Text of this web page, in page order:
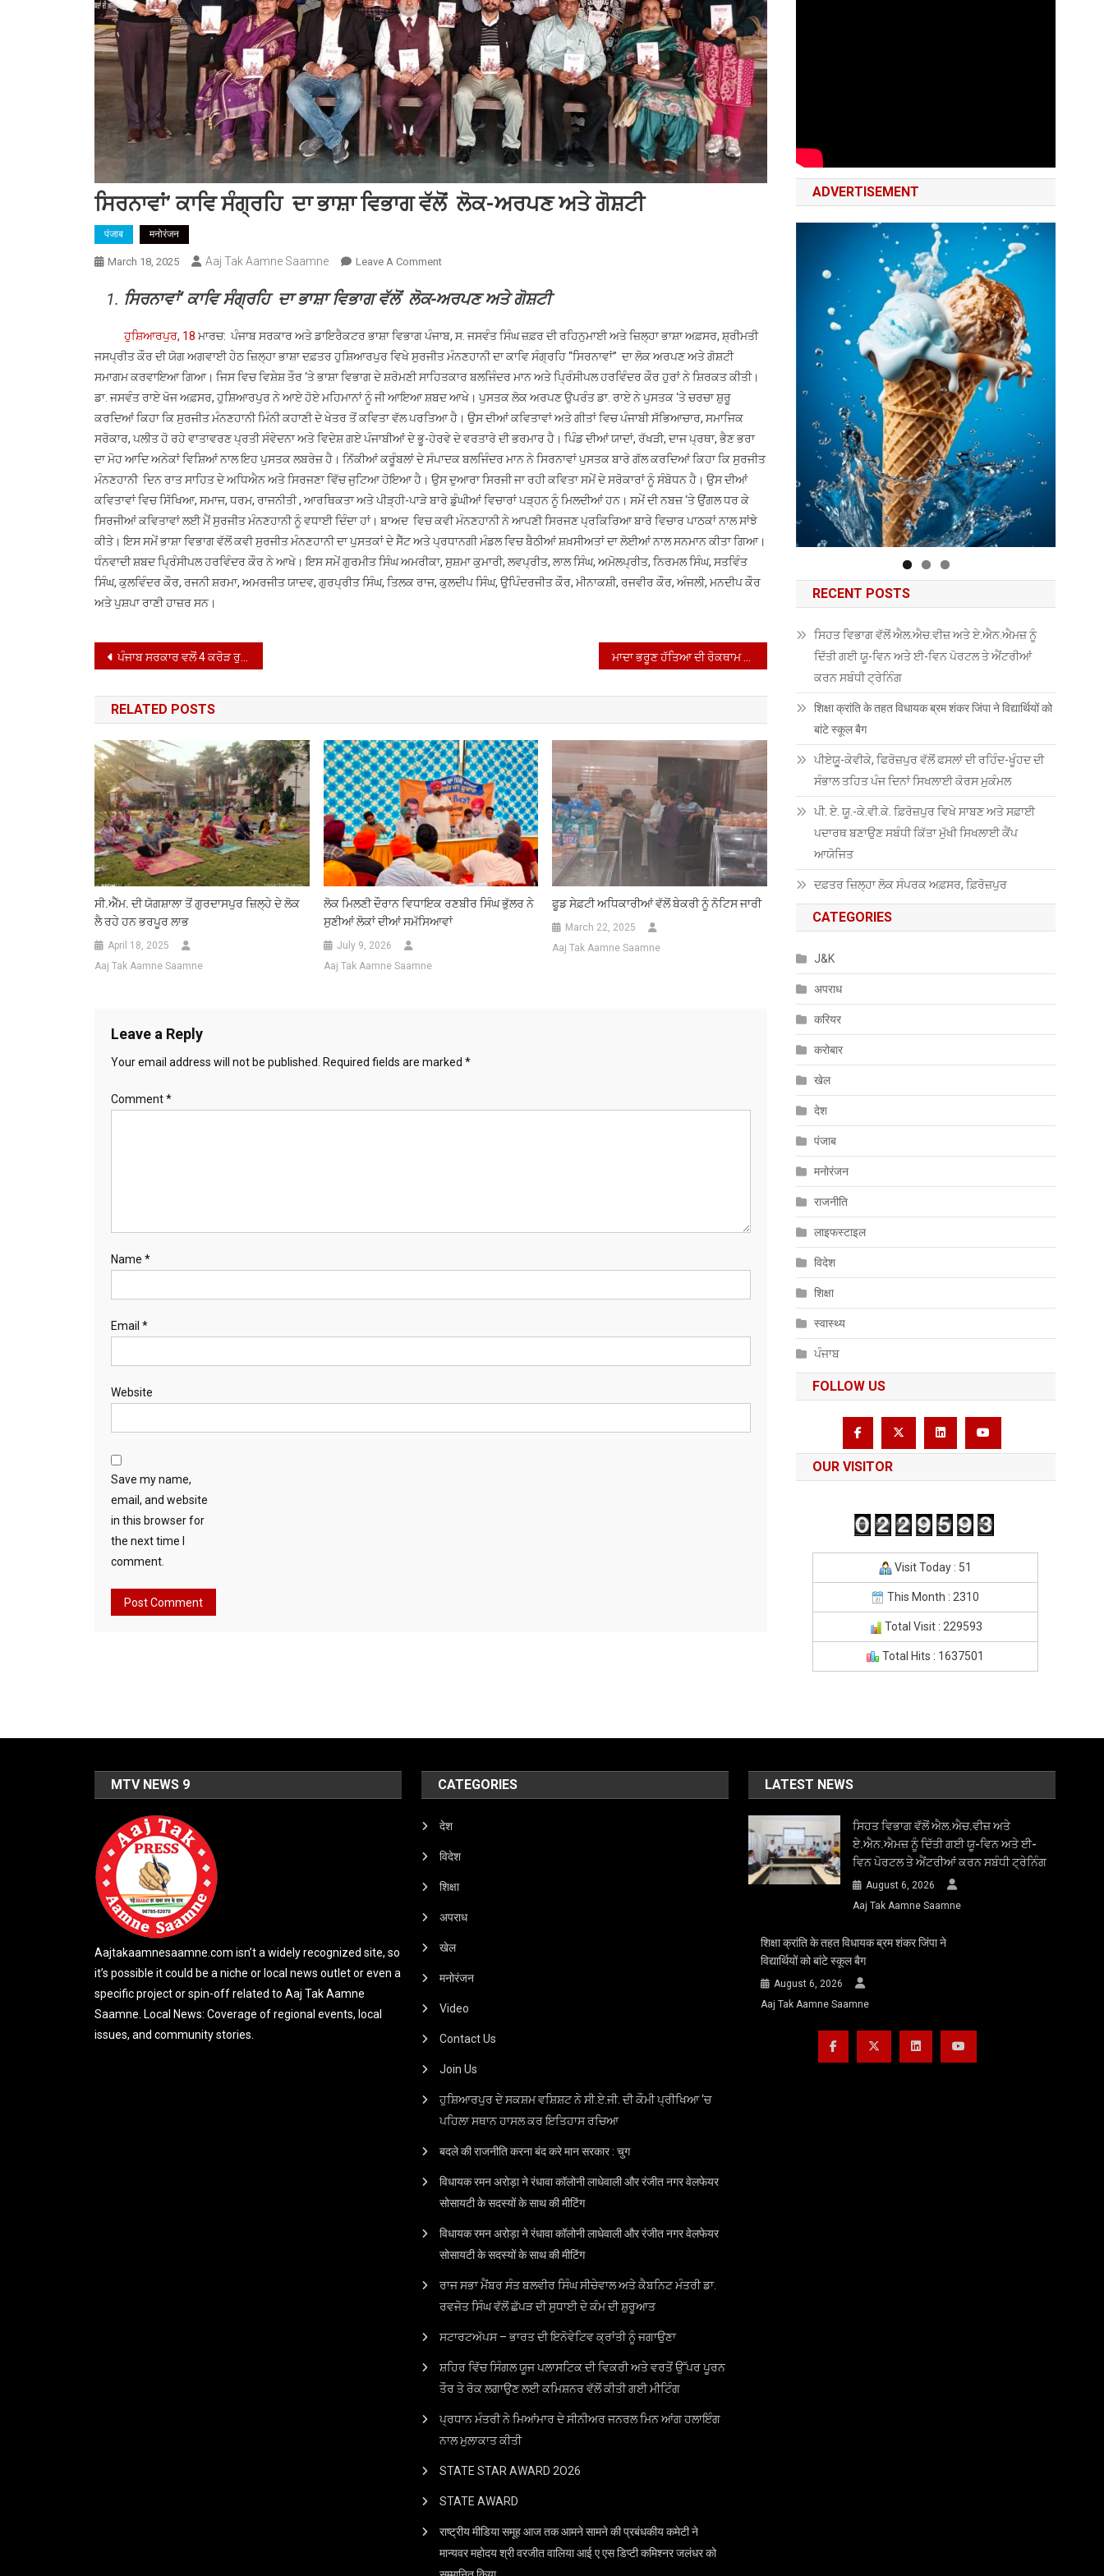
ਸਿਰਨਾਵਾਂ’ ਕਾਵਿ ਸੰਗ੍ਰਹਿ ਦਾ ਭਾਸ਼ਾ ਵਿਭਾਗ ਵੱਲੋਂ ਲੋਕ-ਅਰਪਣ ਅਤੇ ਗੋਸ਼ਟੀ
पंजाब मनोरंजन
March 18, 2025 Aaj Tak Aamne Saamne Leave A CommentOn
ਸੰਗ੍ਰਹਿ
ਭਾਸ਼ਾ
ਵਿਭਾਗ
ਵੱਲੋਂ ਲੋਕ-
ਅਰਪਣ
ਅਤੇ
ਗੋਸ਼ਟੀ
ਸਿਰਨਾਵਾਂ‘ ਕਾਵਿ ਸੰਗ੍ਰਹਿ ਦਾ ਭਾਸ਼ਾ ਵਿਭਾਗ ਵੱਲੋਂ ਲੋਕ-ਅਰਪਣ ਅਤੇ ਗੋਸ਼ਟੀ
ਹੁਸ਼ਿਆਰਪੁਰ, 18 ਮਾਰਚ: ਪੰਜਾਬ ਸਰਕਾਰ ਅਤੇ ਡਾਇਰੈਕਟਰ ਭਾਸ਼ਾ ਵਿਭਾਗ ਪੰਜਾਬ, ਸ. ਜਸਵੰਤ ਸਿੰਘ ਜ਼ਫ਼ਰ ਦੀ ਰਹਿਨੁਮਾਈ ਅਤੇ ਜ਼ਿਲ੍ਹਾ ਭਾਸ਼ਾ ਅਫ਼ਸਰ, ਸ਼੍ਰੀਮਤੀ
ਜਸਪ੍ਰੀਤ ਕੌਰ ਦੀ ਯੋਗ ਅਗਵਾਈ ਹੇਠ ਜ਼ਿਲ੍ਹਾ ਭਾਸ਼ਾ ਦਫ਼ਤਰ ਹੁਸ਼ਿਆਰਪੁਰ ਵਿਖੇ ਸੁਰਜੀਤ ਮੰਨਣਹਾਨੀ ਦਾ ਕਾਵਿ ਸੰਗ੍ਰਹਿ “ਸਿਰਨਾਵਾਂ” ਦਾ ਲੋਕ ਅਰਪਣ ਅਤੇ ਗੋਸ਼ਟੀ
ਸਮਾਗਮ ਕਰਵਾਇਆ ਗਿਆ। ਜਿਸ ਵਿਚ ਵਿਸ਼ੇਸ਼ ਤੌਰ ‘ਤੇ ਭਾਸ਼ਾ ਵਿਭਾਗ ਦੇ ਸ਼ਰੋਮਣੀ ਸਾਹਿਤਕਾਰ ਬਲਜਿੰਦਰ ਮਾਨ ਅਤੇ ਪ੍ਰਿੰਸੀਪਲ ਹਰਵਿੰਦਰ ਕੌਰ ਹੁਰਾਂ ਨੇ ਸ਼ਿਰਕਤ ਕੀਤੀ।
ਡਾ. ਜਸਵੰਤ ਰਾਏ ਖੋਜ ਅਫ਼ਸਰ, ਹੁਸ਼ਿਆਰਪੁਰ ਨੇ ਆਏ ਹੋਏ ਮਹਿਮਾਨਾਂ ਨੂੰ ਜੀ ਆਇਆ ਸ਼ਬਦ ਆਖੇ। ਪੁਸਤਕ ਲੋਕ ਅਰਪਣ ਉਪਰੰਤ ਡਾ. ਰਾਏ ਨੇ ਪੁਸਤਕ ‘ਤੇ ਚਰਚਾ ਸ਼ੁਰੂ
ਕਰਦਿਆਂ ਕਿਹਾ ਕਿ ਸੁਰਜੀਤ ਮੰਨਣਹਾਨੀ ਮਿੰਨੀ ਕਹਾਣੀ ਦੇ ਖੇਤਰ ਤੋਂ ਕਵਿਤਾ ਵੱਲ ਪਰਤਿਆ ਹੈ। ਉਸ ਦੀਆਂ ਕਵਿਤਾਵਾਂ ਅਤੇ ਗੀਤਾਂ ਵਿਚ ਪੰਜਾਬੀ ਸੱਭਿਆਚਾਰ, ਸਮਾਜਿਕ
ਸਰੋਕਾਰ, ਪਲੀਤ ਹੋ ਰਹੇ ਵਾਤਾਵਰਣ ਪ੍ਰਤੀ ਸੰਵੇਦਨਾ ਅਤੇ ਵਿਦੇਸ਼ ਗਏ ਪੰਜਾਬੀਆਂ ਦੇ ਭੂ-ਹੇਰਵੇ ਦੇ ਵਰਤਾਰੇ ਦੀ ਭਰਮਾਰ ਹੈ। ਪਿੰਡ ਦੀਆਂ ਯਾਦਾਂ, ਰੱਖੜੀ, ਦਾਜ ਪ੍ਰਥਾ, ਭੈਣ ਭਰਾ
ਦਾ ਮੋਹ ਆਦਿ ਅਨੇਕਾਂ ਵਿਸ਼ਿਆਂ ਨਾਲ ਇਹ ਪੁਸਤਕ ਲਬਰੇਜ਼ ਹੈ। ਨਿੱਕੀਆਂ ਕਰੂੰਬਲਾਂ ਦੇ ਸੰਪਾਦਕ ਬਲਜਿੰਦਰ ਮਾਨ ਨੇ ਸਿਰਨਾਵਾਂ ਪੁਸਤਕ ਬਾਰੇ ਗੱਲ ਕਰਦਿਆਂ ਕਿਹਾ ਕਿ ਸੁਰਜੀਤ
ਮੰਨਣਹਾਨੀ ਦਿਨ ਰਾਤ ਸਾਹਿਤ ਦੇ ਅਧਿਐਨ ਅਤੇ ਸਿਰਜਣਾ ਵਿੱਚ ਜੁਟਿਆ ਹੋਇਆ ਹੈ। ਉਸ ਦੁਆਰਾ ਸਿਰਜੀ ਜਾ ਰਹੀ ਕਵਿਤਾ ਸਮੇਂ ਦੇ ਸਰੋਕਾਰਾਂ ਨੂੰ ਸੰਬੋਧਨ ਹੈ। ਉਸ ਦੀਆਂ
ਕਵਿਤਾਵਾਂ ਵਿਚ ਸਿੱਖਿਆ, ਸਮਾਜ, ਧਰਮ, ਰਾਜਨੀਤੀ , ਆਰਥਿਕਤਾ ਅਤੇ ਪੀੜ੍ਹੀ-ਪਾੜੇ ਬਾਰੇ ਡੁੰਘੀਆਂ ਵਿਚਾਰਾਂ ਪੜ੍ਹਨ ਨੂੰ ਮਿਲਦੀਆਂ ਹਨ। ਸਮੇਂ ਦੀ ਨਬਜ਼ ‘ਤੇ ਉਂਗਲ ਧਰ ਕੇ
ਸਿਰਜੀਆਂ ਕਵਿਤਾਵਾਂ ਲਈ ਮੈਂ ਸੁਰਜੀਤ ਮੰਨਣਹਾਨੀ ਨੂੰ ਵਧਾਈ ਦਿੰਦਾ ਹਾਂ। ਬਾਅਦ ਵਿਚ ਕਵੀ ਮੰਨਣਹਾਨੀ ਨੇ ਆਪਣੀ ਸਿਰਜਣ ਪ੍ਰਕਿਰਿਆ ਬਾਰੇ ਵਿਚਾਰ ਪਾਠਕਾਂ ਨਾਲ ਸਾਂਝੇ
ਕੀਤੇ। ਇਸ ਸਮੇਂ ਭਾਸ਼ਾ ਵਿਭਾਗ ਵੱਲੋਂ ਕਵੀ ਸੁਰਜੀਤ ਮੰਨਣਹਾਨੀ ਦਾ ਪੁਸਤਕਾਂ ਦੇ ਸੈੱਟ ਅਤੇ ਪ੍ਰਧਾਨਗੀ ਮੰਡਲ ਵਿਚ ਬੈਠੀਆਂ ਸ਼ਖ਼ਸੀਅਤਾਂ ਦਾ ਲੋਈਆਂ ਨਾਲ ਸਨਮਾਨ ਕੀਤਾ ਗਿਆ।
ਧੰਨਵਾਦੀ ਸ਼ਬਦ ਪ੍ਰਿੰਸੀਪਲ ਹਰਵਿੰਦਰ ਕੌਰ ਨੇ ਆਖੇ। ਇਸ ਸਮੇਂ ਗੁਰਮੀਤ ਸਿੰਘ ਅਮਰੀਕਾ, ਸੁਸ਼ਮਾ ਕੁਮਾਰੀ, ਲਵਪ੍ਰੀਤ, ਲਾਲ ਸਿੰਘ, ਅਮੋਲਪ੍ਰੀਤ, ਨਿਰਮਲ ਸਿੰਘ, ਸਤਵਿੰਤ
ਸਿੰਘ, ਕੁਲਵਿੰਦਰ ਕੌਰ, ਰਜਨੀ ਸ਼ਰਮਾ, ਅਮਰਜੀਤ ਯਾਦਵ, ਗੁਰਪ੍ਰੀਤ ਸਿੰਘ, ਤਿਲਕ ਰਾਜ, ਕੁਲਦੀਪ ਸਿੰਘ, ਉਪਿੰਦਰਜੀਤ ਕੌਰ, ਮੀਨਾਕਸ਼ੀ, ਰਜਵੀਰ ਕੌਰ, ਅੰਜਲੀ, ਮਨਦੀਪ ਕੌਰ
ਅਤੇ ਪੁਸ਼ਪਾ ਰਾਣੀ ਹਾਜ਼ਰ ਸਨ।
Post
navigation
ਪੰਜਾਬ ਸਰਕਾਰ ਵਲੋਂ 4 ਕਰੋੜ ਰੁਪਏ ਦੀ ਲਾਗਤ ਨਾਲ ਬਣਾਈ ਜਾਵੇਗੀ ਚੱਬੇਵਾਲ-ਬਜਰਾਵਰ-ਪੱਟੀ ਲਿੰਕ ਰੋਡ : ਡਾ. ਰਾਜ ਕੁਮਾਰ ਮਾਦਾ ਭਰੂਣ ਹੱਤਿਆ ਦੀ ਰੋਕਥਾਮ ਲਈ ਸਮਾਜ ਦੇ ਹਰ ਵਰਗ ਦਾ ਸਹਿਯੋਗ ਜ਼ਰੂਰੀ : ਸਿਵਲ ਸਰਜਨ ਡਾ. ਗੁਰਮੀਤ ਲਾਲ
RELATED POSTS
ਸੀ.ਐੱਮ. ਦੀ ਯੋਗਸ਼ਾਲਾ ਤੋਂ ਗੁਰਦਾਸਪੁਰ ਜ਼ਿਲ੍ਹੇ ਦੇ ਲੋਕ
ਲੈ ਰਹੇ ਹਨ ਭਰਪੂਰ ਲਾਭ
April 18, 2025
Aaj Tak Aamne Saamne
ਲੋਕ ਮਿਲਣੀ ਦੌਰਾਨ ਵਿਧਾਇਕ ਰਣਬੀਰ ਸਿੰਘ ਭੁੱਲਰ ਨੇ
ਸੁਣੀਆਂ ਲੋਕਾਂ ਦੀਆਂ ਸਮੱਸਿਆਵਾਂ
July 9, 2026
Aaj Tak Aamne Saamne
ਫੂਡ ਸੇਫ਼ਟੀ ਅਧਿਕਾਰੀਆਂ ਵੱਲੋਂ ਬੇਕਰੀ ਨੂੰ ਨੋਟਿਸ ਜਾਰੀ
March 22, 2025
Aaj Tak Aamne Saamne
Leave a Reply
Your email address will not be published. Required fields are marked *
Comment*
Name *
Email *
Website
Save my name,
email, and website
in this browser for
the next time I
comment.
ADVERTISEMENT
RECENT POSTS
ਸਿਹਤ ਵਿਭਾਗ ਵੱਲੋਂ ਐਲ.ਐਚ.ਵੀਜ਼ ਅਤੇ ਏ.ਐਨ.ਐਮਜ਼ ਨੂੰ
ਦਿੱਤੀ ਗਈ ਯੂ-ਵਿਨ ਅਤੇ ਈ-ਵਿਨ ਪੋਰਟਲ ਤੇ ਐਂਟਰੀਆਂ
ਕਰਨ ਸਬੰਧੀ ਟ੍ਰੇਨਿੰਗ
शिक्षा क्रांति के तहत विधायक ब्रम शंकर जिंपा ने विद्यार्थियों को
बांटे स्कूल बैग
ਪੀਏਯੂੑ-ਕੇਵੀਕੇ, ਫਿਰੋਜ਼ਪੁਰ ਵੱਲੋਂ ਫਸਲਾਂ ਦੀ ਰਹਿੰਦ-ਖੂੰਹਦ ਦੀ
ਸੰਭਾਲ ਤਹਿਤ ਪੰਜ ਦਿਨਾਂ ਸਿਖਲਾਈ ਕੋਰਸ ਮੁਕੰਮਲ
ਪੀ. ਏ. ਯੂ.-ਕੇ.ਵੀ.ਕੇ. ਫ਼ਿਰੋਜ਼ਪੁਰ ਵਿਖੇ ਸਾਬਣ ਅਤੇ ਸਫ਼ਾਈ
ਪਦਾਰਥ ਬਣਾਉਣ ਸਬੰਧੀ ਕਿੱਤਾ ਮੁੱਖੀ ਸਿਖਲਾਈ ਕੈਂਪ
ਆਯੋਜਿਤ
ਦਫ਼ਤਰ ਜ਼ਿਲ੍ਹਾ ਲੋਕ ਸੰਪਰਕ ਅਫ਼ਸਰ, ਫ਼ਿਰੋਜ਼ਪੁਰ
CATEGORIES
J&K
अपराध
करियर
करोबार
खेल
देश
पंजाब
मनोरंजन
राजनीति
लाइफस्टाइल
विदेश
शिक्षा
स्वास्थ्य
ਪੰਜਾਬ
FOLLOW US
OUR VISITOR
Visit Today : 51
This Month : 2310
Total Visit : 229593
Total Hits : 1637501
MTV NEWS 9
Aajtakaamnesaamne.com isn’t a widely recognized site, so
it’s possible it could be a niche or local news outlet or even a
specific project or spin-off related to Aaj Tak Aamne
Saamne. Local News: Coverage of regional events, local
issues, and community stories.
CATEGORIES
देश
विदेश
शिक्षा
अपराध
खेल
मनोरंजन
Video
Contact Us
Join Us
ਹੁਸ਼ਿਆਰਪੁਰ ਦੇ ਸਕਸ਼ਮ ਵਸ਼ਿਸ਼ਟ ਨੇ ਸੀ.ਏ.ਜੀ. ਦੀ ਕੌਮੀ ਪ੍ਰੀਖਿਆ ‘ਚ
ਪਹਿਲਾ ਸਥਾਨ ਹਾਸਲ ਕਰ ਇਤਿਹਾਸ ਰਚਿਆ
बदले की राजनीति करना बंद करे मान सरकार : चुग
विधायक रमन अरोड़ा ने रंधावा कॉलोनी लाधेवाली और रंजीत नगर वेलफेयर
सोसायटी के सदस्यों के साथ की मीटिंग
विधायक रमन अरोड़ा ने रंधावा कॉलोनी लाधेवाली और रंजीत नगर वेलफेयर
सोसायटी के सदस्यों के साथ की मीटिंग
ਰਾਜ ਸਭਾ ਮੈਂਬਰ ਸੰਤ ਬਲਵੀਰ ਸਿੰਘ ਸੀਚੇਵਾਲ ਅਤੇ ਕੈਬਨਿਟ ਮੰਤਰੀ ਡਾ.
ਰਵਜੋਤ ਸਿੰਘ ਵੱਲੋਂ ਛੱਪੜ ਦੀ ਸੁਧਾਈ ਦੇ ਕੰਮ ਦੀ ਸ਼ੁਰੂਆਤ
ਸਟਾਰਟਅੱਪਸ – ਭਾਰਤ ਦੀ ਇਨੋਵੇਟਿਵ ਕ੍ਰਾਂਤੀ ਨੂੰ ਜਗਾਉਣਾ
ਸ਼ਹਿਰ ਵਿੱਚ ਸਿੰਗਲ ਯੂਜ ਪਲਾਸਟਿਕ ਦੀ ਵਿਕਰੀ ਅਤੇ ਵਰਤੋਂ ਉੱਪਰ ਪੂਰਨ
ਤੌਰ ਤੇ ਰੋਕ ਲਗਾਉਣ ਲਈ ਕਮਿਸ਼ਨਰ ਵੱਲੋਂ ਕੀਤੀ ਗਈ ਮੀਟਿੰਗ
ਪ੍ਰਧਾਨ ਮੰਤਰੀ ਨੇ ਮਿਆਂਮਾਰ ਦੇ ਸੀਨੀਅਰ ਜਨਰਲ ਮਿਨ ਆਂਗ ਹਲਾਇੰਗ
ਨਾਲ ਮੁਲਾਕਾਤ ਕੀਤੀ
STATE STAR AWARD 2O26
STATE AWARD
राष्ट्रीय मीडिया समूह आज तक आमने सामने की प्रबंधकीय कमेटी ने
मान्यवर महोदय श्री वरजीत वालिया आई ए एस डिप्टी कमिश्नर जलंधर को
LATEST NEWS
ਸਿਹਤ ਵਿਭਾਗ ਵੱਲੋਂ ਐਲ.ਐਚ.ਵੀਜ਼ ਅਤੇ
ਏ.ਐਨ.ਐਮਜ਼ ਨੂੰ ਦਿੱਤੀ ਗਈ ਯੂ-ਵਿਨ ਅਤੇ ਈ-
ਵਿਨ ਪੋਰਟਲ ਤੇ ਐਂਟਰੀਆਂ ਕਰਨ ਸਬੰਧੀ ਟ੍ਰੇਨਿੰਗ
August 6, 2026
Aaj Tak Aamne Saamne
शिक्षा क्रांति के तहत विधायक ब्रम शंकर जिंपा ने
विद्यार्थियों को बांटे स्कूल बैग
August 6, 2026
Aaj Tak Aamne Saamne